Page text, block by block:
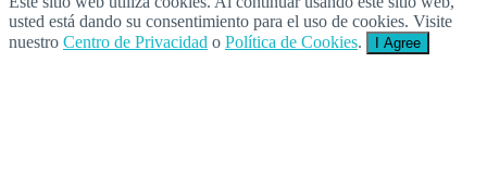
usted está dando su consentimiento para el uso de cookies. Visite
nuestro Centro de Privacidad o Política de Cookies. I Agree